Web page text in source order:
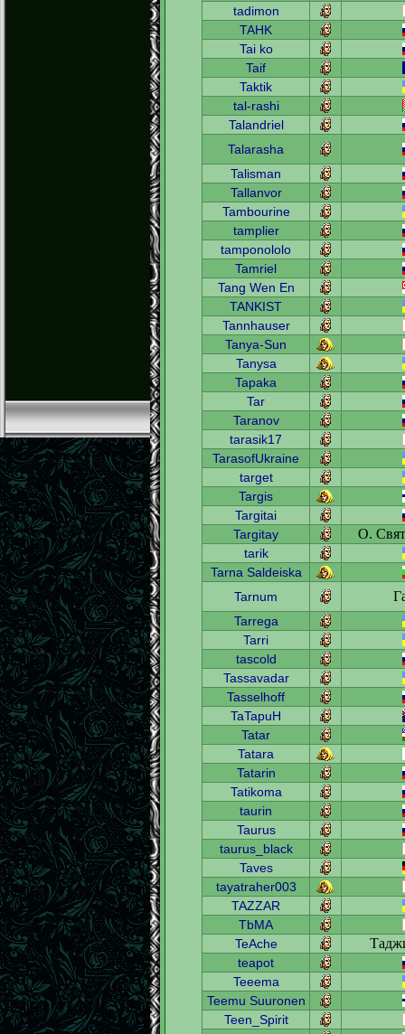
tadimon
TAHK
Tai ko
Taif
Taktik
tal-rashi
Talandriel
Talarasha
Talisman
Tallanvor
Tambourine
tamplier
tamponololo
Tamriel
Tang Wen En
TANKIST
Tannhauser
Tanya-Sun
Tanysa
Tapaka
Tar
Taranov
tarasik17
TarasofUkraine
target
Targis
Targitai
Targitay
О.
tarik
Tarna Saldeiska
Tarnum
Tarrega
Tarri
tascold
Tassavadar
Tasselhoff
TaTapuH
Tatar
Tatara
Tatarin
Tatikoma
taurin
Taurus
taurus_black
Taves
tayatraher003
TAZZAR
TbMA
TeAche
teapot
Teeema
Teemu Suuronen
Teen_Spirit